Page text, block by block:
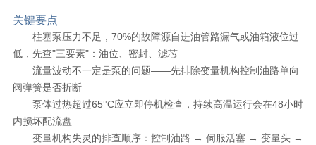
关键要点
柱塞泵压力不足，70%的故障源自进油管路漏气或油箱液位过
低，先查"三要素"：油位、密封、滤芯
流量波动不一定是泵的问题——先排除变量机构控制油路单向
阀弹簧是否折断
泵体过热超过65°C应立即停机检查，持续高温运行会在48小时
内损坏配流盘
变量机构失灵的排查顺序：控制油路 → 伺服活塞 → 变量头 →